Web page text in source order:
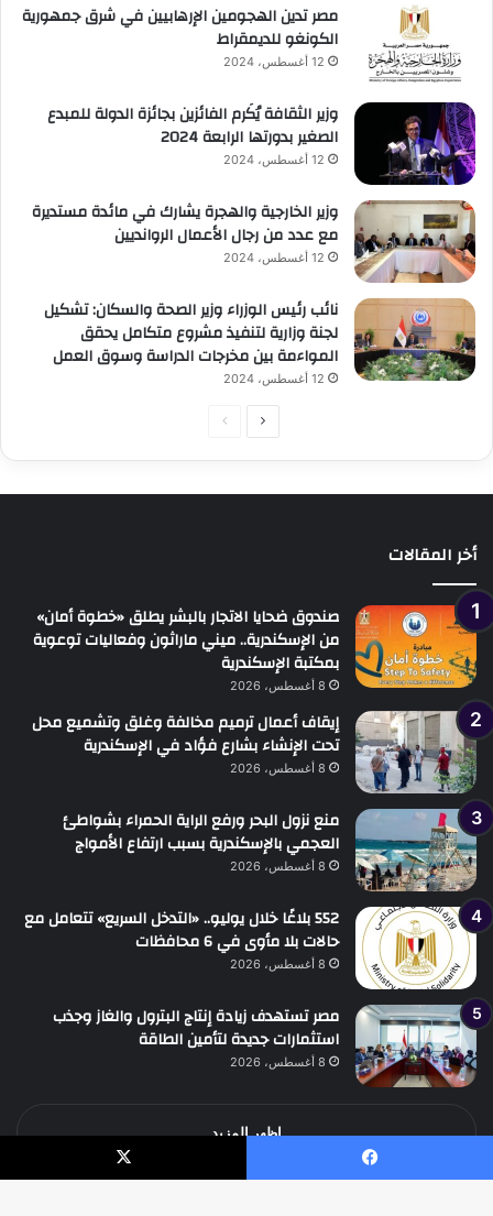
مصر تدين الهجومين الإرهابيين في شرق جمهورية
الكونغو للديمقراط
12 أغسطس، 2024
وزير الثقافة يُكَرم الفائزين بجائزة الدولة للمبدع
الصغير بدورتها الرابعة 2024
12 أغسطس، 2024
وزير الخارجية والهجرة يشارك في مائدة مستديرة
مع عدد من رجال الأعمال الروانديين
12 أغسطس، 2024
نائب رئيس الوزراء وزير الصحة والسكان: تشكيل
لجنة وزارية لتنفيذ مشروع متكامل يحقق
المواءمة بين مخرجات الدراسة وسوق العمل
12 أغسطس، 2024
الصفحةالصفحة
أخر المقالات
صندوق ضحايا الاتجار بالبشر يطلق «خطوة أمان»
من الإسكندرية.. ميني ماراثون وفعاليات توعوية
بمكتبة الإسكندرية
8 أغسطس، 2026
إيقاف أعمال ترميم مخالفة وغلق وتشميع محل
تحت الإنشاء بشارع فؤاد في الإسكندرية
8 أغسطس، 2026
منع نزول البحر ورفع الراية الحمراء بشواطئ
العجمي بالإسكندرية بسبب ارتفاع الأمواج
8 أغسطس، 2026
552 بلاغًا خلال يوليو.. «التدخل السريع» تتعامل مع
حالات بلا مأوى في 6 محافظات
8 أغسطس، 2026
مصر تستهدف زيادة إنتاج البترول والغاز وجذب
استثمارات جديدة لتأمين الطاقة
8 أغسطس، 2026
اظهر المزيد
فيسبوك ‫X